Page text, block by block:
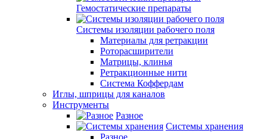
Гемостатические препараты
Системы изоляции рабочего поля
Материалы для ретракции
Роторасширители
Матрицы, клинья
Ретракционные нити
Система Коффердам
Иглы, шприцы для каналов
Инструменты
Разное
Системы хранения
Разное